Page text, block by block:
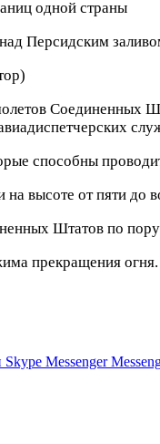
Персидским
Соединенных
способны
высоте от пяти до
Штатов по
прекращения огня.
Skype Messenger